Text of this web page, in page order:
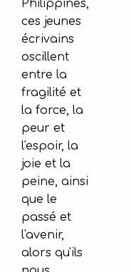
Philippines,
ces jeunes
écrivains
oscillent
entre la
fragilité et
la force, la
peur et
l'espoir, la
joie et la
peine, ainsi
que le
passé et
l'avenir,
alors qu'ils